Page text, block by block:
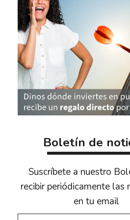
Boletín de
Suscríbete a nuestro
recibir periódicamente las
en tu email